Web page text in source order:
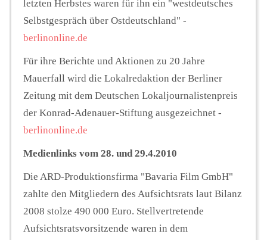
letzten Herbstes waren für ihn ein "westdeutsches
Selbstgespräch über Ostdeutschland" -
berlinonline.de
Für ihre Berichte und Aktionen zu 20 Jahre
Mauerfall wird die Lokalredaktion der Berliner
Zeitung mit dem Deutschen Lokaljournalistenpreis
der Konrad-Adenauer-Stiftung ausgezeichnet -
berlinonline.de
Medienlinks vom 28. und 29.4.2010
Die ARD-Produktionsfirma "Bavaria Film GmbH"
zahlte den Mitgliedern des Aufsichtsrats laut Bilanz
2008 stolze 490 000 Euro. Stellvertretende
Aufsichtsratsvorsitzende waren in dem